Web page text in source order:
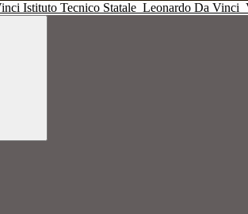
Istituto Tecnico Statale Leonardo Da Vinci